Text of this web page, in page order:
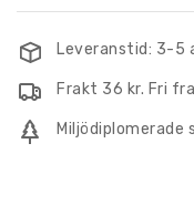
150
mm
Leveranstid: 3-5
Frakt 36 kr. Fri
Miljödiplomerade